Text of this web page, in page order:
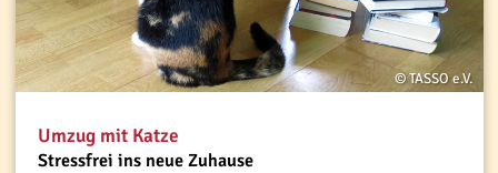
© TASSO e.V.
Umzug mit Katze
Stressfrei ins neue Zuhause